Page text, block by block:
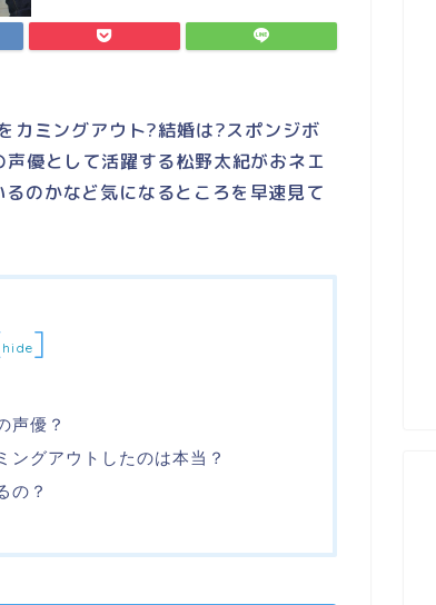
カミングアウト?結婚は?スポンジボ
優として活躍する松野太紀がおネエ
のかなど気になるところを早速見て
hide]
声優？
グアウトしたのは本当？
の？